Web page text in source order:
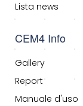
Lista news
CEM4 Info
Gallery
Report
Manuale d'uso